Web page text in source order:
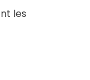
les